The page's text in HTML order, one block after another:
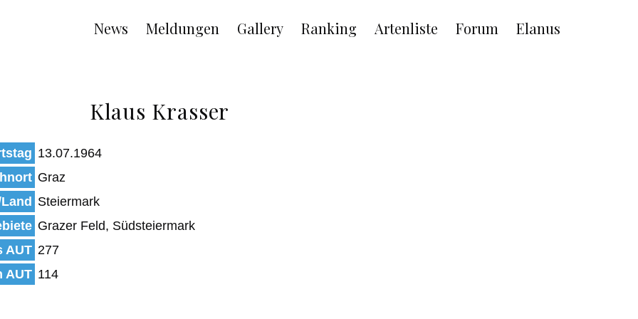
Main
navigation
News Meldungen Gallery Ranking Artenliste Forum Elanus
Klaus Krasser
13.07.1964
Graz
Steiermark
Grazer Feld, Südsteiermark
AUT 277
AUT 114